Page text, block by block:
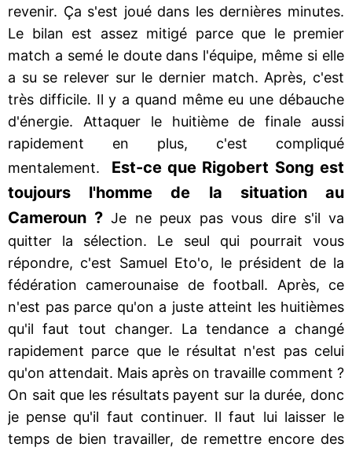
revenir. Ça s'est joué dans les dernières minutes.
Le bilan est assez mitigé parce que le premier
match a semé le doute dans l'équipe, même si elle
a su se relever sur le dernier match. Après, c'est
très difficile. Il y a quand même eu une débauche
d'énergie. Attaquer le huitième de finale aussi
rapidement en plus, c'est compliqué
mentalement. Est-ce que Rigobert Song est
toujours l'homme de la situation au
Cameroun ?Je ne peux pas vous dire s'il va
quitter la sélection. Le seul qui pourrait vous
répondre, c'est Samuel Eto'o, le président de la
fédération camerounaise de football. Après, ce
n'est pas parce qu'on a juste atteint les huitièmes
qu'il faut tout changer. La tendance a changé
rapidement parce que le résultat n'est pas celui
qu'on attendait. Mais après on travaille comment ?
On sait que les résultats payent sur la durée, donc
je pense qu'il faut continuer. Il faut lui laisser le
temps de bien travailler, de remettre encore des